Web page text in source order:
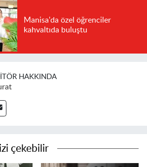
Manisa'da özel öğrenciler
kahvaltıda buluştu
HAKKINDA
çekebilir